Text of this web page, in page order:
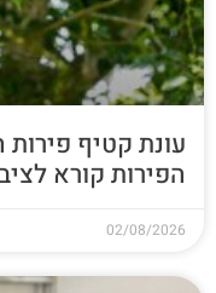
עונת קטיף
הפירות קורא
02/08/2026